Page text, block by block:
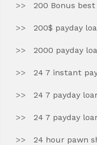
200 Bonus
200$ payday
2000 payday
24 7 instant
24 7 payday
24 7 payday
24 hour pawn